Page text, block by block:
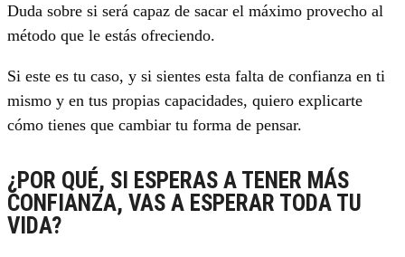
Duda sobre si será capaz de sacar el máximo provecho al
método que le estás ofreciendo.
Si este es tu caso, y si sientes esta falta de confianza en ti
mismo y en tus propias capacidades, quiero explicarte
cómo tienes que cambiar tu forma de pensar.
¿POR QUÉ, SI ESPERAS A TENER MÁS
CONFIANZA, VAS A ESPERAR TODA TU
VIDA?